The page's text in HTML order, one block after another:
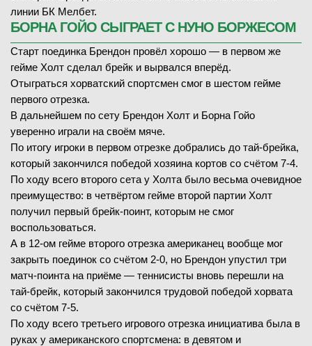
линии БК Мелбет.
БОРНА ГОЙО СЫГРАЕТ С НУНО БОРЖЕСОМ
Старт поединка Брендон провёл хорошо — в первом же
гейме Холт сделал брейк и вырвался вперёд.
Отыграться хорватский спортсмен смог в шестом гейме
первого отрезка.
В дальнейшем по сету Брендон Холт и Борна Гойо
уверенно играли на своём мяче.
По итогу игроки в первом отрезке добрались до тай-брейка,
который закончился победой хозяина кортов со счётом 7-4.
По ходу всего второго сета у Холта было весьма очевидное
преимущество: в четвёртом гейме второй партии Холт
получил первый брейк-поинт, которым не смог
воспользоваться.
А в 12-ом гейме второго отрезка американец вообще мог
закрыть поединок со счётом 2-0, но Брендон упустил три
матч-поинта на приёме — теннисисты вновь перешли на
тай-брейк, который закончился трудовой победой хорвата
со счётом 7-5.
По ходу всего третьего игрового отрезка инициатива была в
руках у американского спортсмена: в девятом и